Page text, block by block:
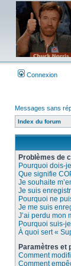
Connexion
Messages sans
Index du forum
Problèmes de
Pourquoi dois-
Que signifie
Je souhaite
Je suis
Pourquoi ne
Je me suis
J’ai perdu mon
Pourquoi suis-
À quoi sert «
Paramètres et
Comment
Comment